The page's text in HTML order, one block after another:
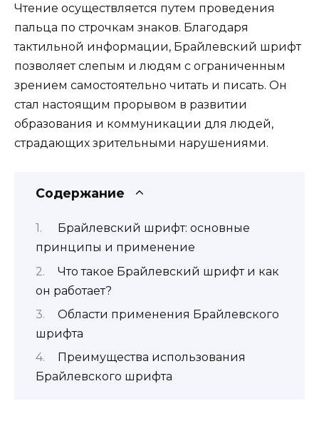
Чтение осуществляется путем проведения
пальца по строчкам знаков. Благодаря
тактильной информации, Брайлевский шрифт
позволяет слепым и людям с ограниченным
зрением самостоятельно читать и писать. Он
стал настоящим прорывом в развитии
образования и коммуникации для людей,
страдающих зрительными нарушениями.
Содержание
Брайлевский шрифт: основные
принципы и применение
Что такое Брайлевский шрифт и как
он работает?
Области применения Брайлевского
шрифта
Преимущества использования
Брайлевского шрифта